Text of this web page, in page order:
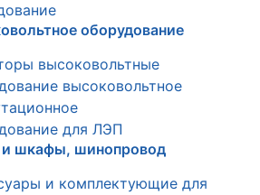
оборудование
высоковольтные
высоковольтное
для ЛЭП
шкафы, шинопровод
и комплектующие для